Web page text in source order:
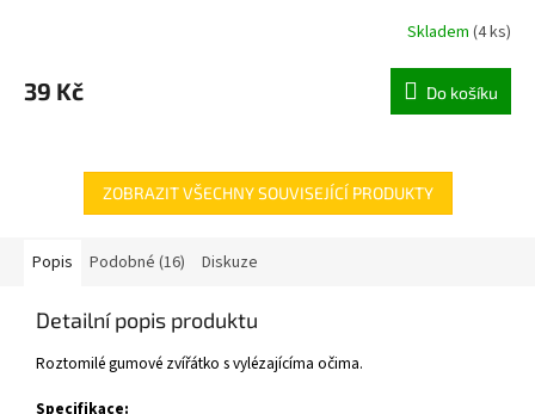
Skladem (4 ks)
39 Kč Do košíku
ZOBRAZIT VŠECHNY SOUVISEJÍCÍ PRODUKTY
Popis Podobné (16) Diskuze
Detailní popis produktu
Roztomilé gumové zvířátko s vylézajícíma očima.
Specifikace: